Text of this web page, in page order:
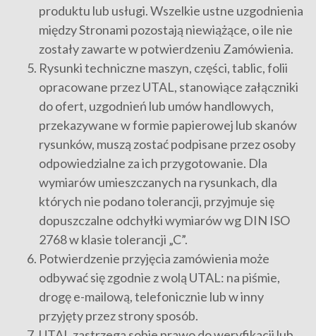
produktu lub usługi. Wszelkie ustne uzgodnienia
między Stronami pozostają niewiążące, o ile nie
zostały zawarte w potwierdzeniu Zamówienia.
Rysunki techniczne maszyn, części, tablic, folii
opracowane przez UTAL, stanowiące załączniki
do ofert, uzgodnień lub umów handlowych,
przekazywane w formie papierowej lub skanów
rysunków, muszą zostać podpisane przez osoby
odpowiedzialne za ich przygotowanie. Dla
wymiarów umieszczanych na rysunkach, dla
których nie podano tolerancji, przyjmuje się
dopuszczalne odchyłki wymiarów wg DIN ISO
2768 w klasie tolerancji „C”.
Potwierdzenie przyjęcia zamówienia może
odbywać się zgodnie z wolą UTAL: na piśmie,
drogę e-mailową, telefonicznie lub w inny
przyjęty przez strony sposób.